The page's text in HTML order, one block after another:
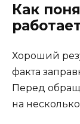
Как
Хороший
факта
Перед
на